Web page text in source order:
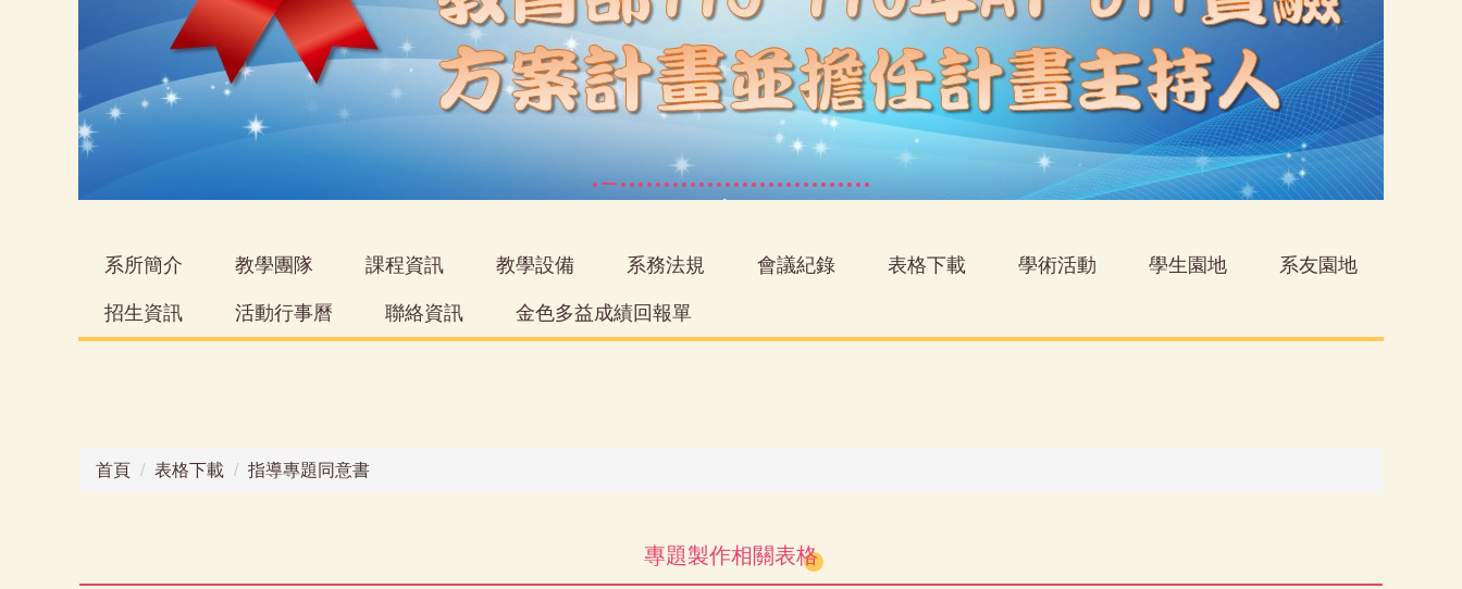
系所簡介 教學團隊 課程資訊 教學設備 系務法規 會議紀錄 表格下載 學術活動 學生園地 系友園地
招生資訊 活動行事曆 聯絡資訊 金色多益成績回報單
首頁 表格下載 指導專題同意書
專題製作相關表格